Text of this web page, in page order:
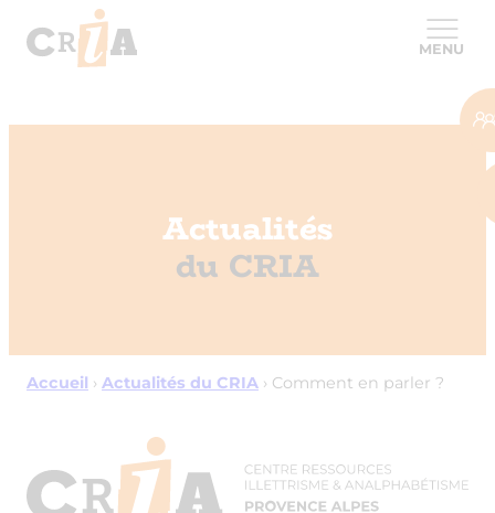
MENU
Actualités
du CRIA
Accueil › Actualités du CRIA › Comment en parler ?